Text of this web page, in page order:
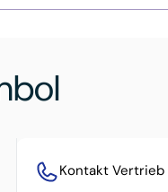
Kontakt Vertrieb